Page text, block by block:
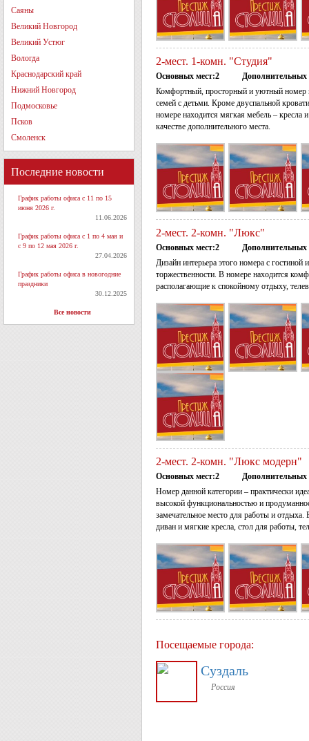
Саяны
Великий Новгород
Великий Устюг
Вологда
Краснодарский край
Нижний Новгород
Подмосковье
Псков
Смоленск
Последние новости
График работы офиса с 11 по 15
июня 2026 г.
11.06.2026
График работы офиса с 1 по 4 мая и
с 9 по 12 мая 2026 г.
27.04.2026
График работы офиса в новогодние
праздники
30.12.2025
Все новости
2-мест. 1-комн. "Студия"
Основных мест:2
Дополнительных
Комфортный, просторный и уютный номер
семей с детьми. Кроме двуспальной
номере находится мягкая мебель – кресла
качестве дополнительного места.
2-мест. 2-комн. "Люкс"
Основных мест:2
Дополнительных
Дизайн интерьера этого номера с
торжественности. В номере находится
располагающие к спокойному отдыху,
2-мест. 2-комн. "Люкс модерн"
Основных мест:2
Дополнительных
Номер данной категории – практически
высокой функциональностью и
замечательное место для работы и отдыха.
диван и мягкие кресла, стол для работы,
Посещаемые города:
Суздаль
Россия